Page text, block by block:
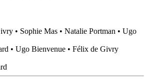
• Sophie Mas • Natalie Portman • Ugo
• Ugo Bienvenue • Félix de Givry